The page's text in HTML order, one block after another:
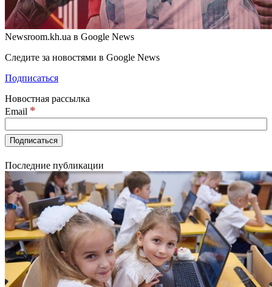
Newsroom.kh.ua в Google News
Следите за новостями в Google News
Подписаться
Новостная рассылка
Email *
Последние публикации